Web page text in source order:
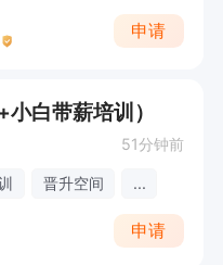
申请
白带薪培训）
51分钟前
晋升空间 ...
申请